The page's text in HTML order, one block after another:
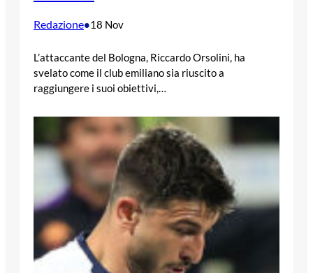
Redazione•18 Nov
L’attaccante del Bologna, Riccardo Orsolini, ha
svelato come il club emiliano sia riuscito a
raggiungere i suoi obiettivi,…